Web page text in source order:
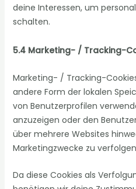
deine Interessen, um
schalten.
5.4 Marketing- / Tracking-
Marketing- / Tracking-
andere Form der lokalen
von Benutzerprofilen
anzuzeigen oder den
über mehrere Websites
Marketingzwecke zu
Da diese Cookies als